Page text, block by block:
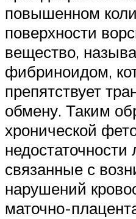
повышенном
поверхности
вещество,
фибриноидом,
препятствует
обмену. Таким
хронической
связанные с
нарушений
маточно-